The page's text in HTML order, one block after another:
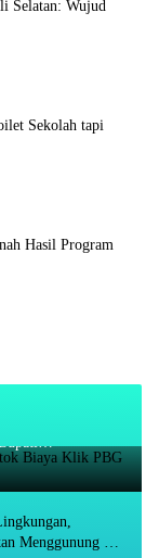
Selatan: Wujud
Sekolah tapi
Hasil Program
Patok
Menggunung Di